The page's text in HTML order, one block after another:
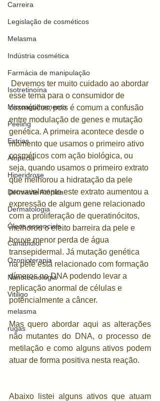
Carreira
Legislação de cosméticos
Melasma
Indústria cosmética
Farmácia de manipulação
Isotretinoína
Microagulhamento
Peeling
Estrias
Alopecia
Hiperidrose
Dermatite Atópica
Dermatologia
Óleos essenciais
Canabidiol
Ozonioterapia
Nanotecnologia
Vitiligo
melasma
rugas
esse tema para o consumidor de
cosméticos, pois é comum a confusão
entre modulação de genes e mutação
genética. A primeira acontece desde o
momento que usamos o primeiro ativo
cosméticos com ação biológica, ou
seja, quando usamos o primeiro extrato
que melhorou a hidratação da pele
provavelmente este extrato aumentou a
expressão de algum gene relacionado
com a proliferação de queratinócitos,
melhorou o efeito barreira da pele e
houve menor perda de água
transepidermal. Já mutação genética
na pele está relacionado com formação
dímeros no DNA podendo levar a
replicação anormal de células e
potencialmente a câncer.
Mas quero abordar aqui as alterações
não mutantes do DNA, o processo de
metilação e como alguns ativos podem
atuar de forma positiva nesta reação.
Abaixo listei alguns ativos que atuam